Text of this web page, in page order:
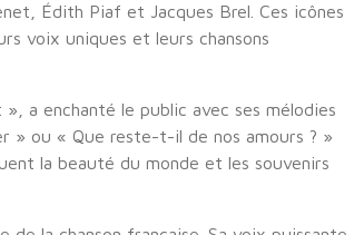
Édith Piaf et Jacques Brel. Ces icônes
voix uniques et leurs chansons
a enchanté le public avec ses mélodies
» ou « Que reste-t-il de nos amours ? »
la beauté du monde et les souvenirs